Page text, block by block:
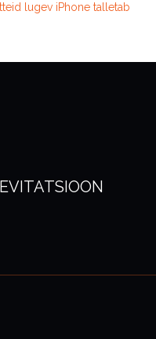
lugev iPhone talletab